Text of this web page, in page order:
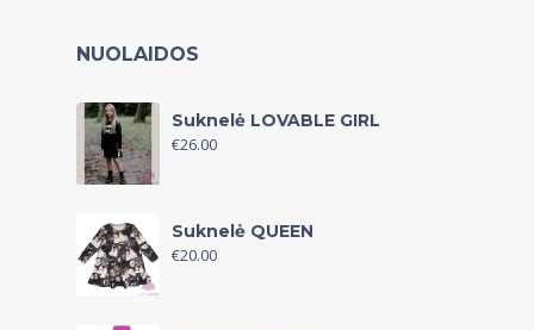
NUOLAIDOS
Suknelė LOVABLE GIRL
€26.00
Suknelė QUEEN
€20.00